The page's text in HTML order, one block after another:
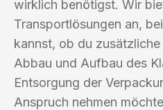
wirklich benötigst. Wir
Transportlösungen an,
kannst, ob du
Abbau und Aufbau des
Entsorgung der
Anspruch nehmen